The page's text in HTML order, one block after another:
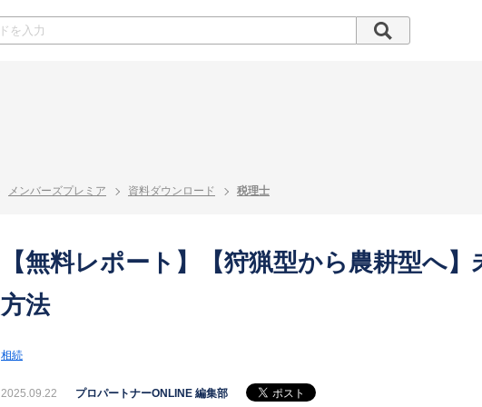
メンバーズプレミア 資料ダウンロード 税理士
【無料レポート】【狩猟型から農耕型へ
方法
相続
2025.09.22 プロパートナーONLINE 編集部